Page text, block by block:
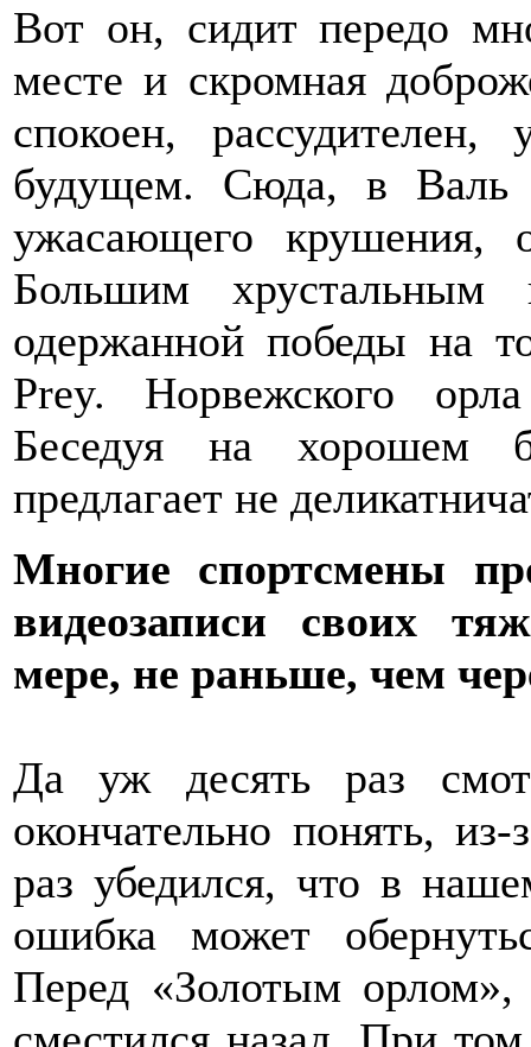
Вот он, сидит передо
месте и скромная
спокоен,
будущем. Сюда, в Валь
ужасающего крушения,
Большим хрустальным
одержанной победы на
Prey. Норвежского
Беседуя на хорошем
предлагает не
Многие спортсмены
видеозаписи своих
мере, не раньше, чем
Да уж десять раз
окончательно понять,
раз убедился, что в
ошибка может
Перед «Золотым орлом»,